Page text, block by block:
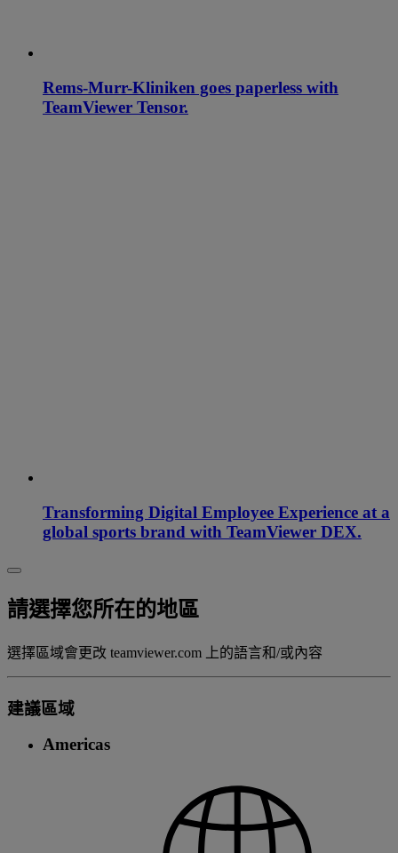
Rems-Murr-Kliniken goes paperless with
TeamViewer Tensor.
Transforming Digital Employee Experience at a
global sports brand with TeamViewer DEX.
請選擇您所在的地區
選擇區域會更改 teamviewer.com 上的語言和/或內容
建議區域
Americas